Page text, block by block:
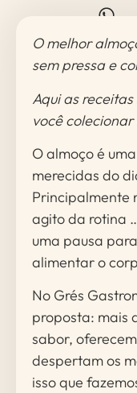
O melhor
sem pressa e
Aqui as
você
O almoço é
merecidas do
Principalmente
agito da rotina
uma pausa
alimentar o
No Grés
proposta: mais
sabor,
despertam os
isso que